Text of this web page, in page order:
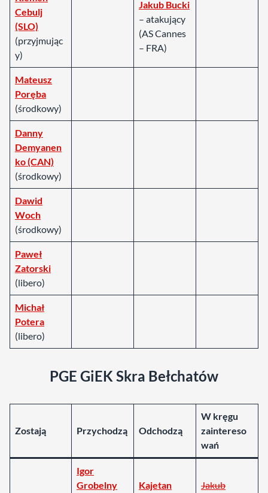
Cebulj
(SLO)
(przyjmując
y)
Jakub Bucki
– atakujący
(AS Cannes
– FRA)
Mateusz
Poręba
(środkowy)
Danny
Demyanen
ko (CAN)
(środkowy)
Dawid
Woch
(środkowy)
Paweł
Zatorski
(libero)
Michał
Potera
(libero)
PGE GiEK Skra Bełchatów
Zostają Przychodzą Odchodzą
W kręgu
zaintereso
wań
Igor
Grobelny
Kajetan
Jakub